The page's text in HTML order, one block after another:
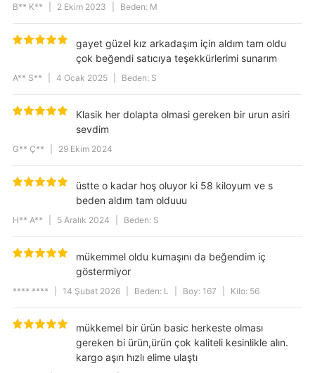
B** K** 2 Ekim 2023 Beden: M
gayet güzel kız arkadaşım için aldım tam oldu
çok beğendi satıcıya teşekkürlerimi sunarım
A** S** 4 Ocak 2025 Beden: S
Klasik her dolapta olmasi gereken bir urun asiri
sevdim
G** Ç** 29 Ekim 2024
üstte o kadar hoş oluyor ki 58 kiloyum ve s
beden aldım tam olduuu
H** A** 5 Aralık 2024 Beden: S
mükemmel oldu kumaşını da beğendim iç
göstermiyor
**** **** 14 Şubat 2026 Beden: L Boy: 167 Kilo: 56
mükkemel bir ürün basic herkeste olması
gereken bi ürün,ürün çok kaliteli kesinlikle alın.
kargo aşırı hızlı elime ulaştı